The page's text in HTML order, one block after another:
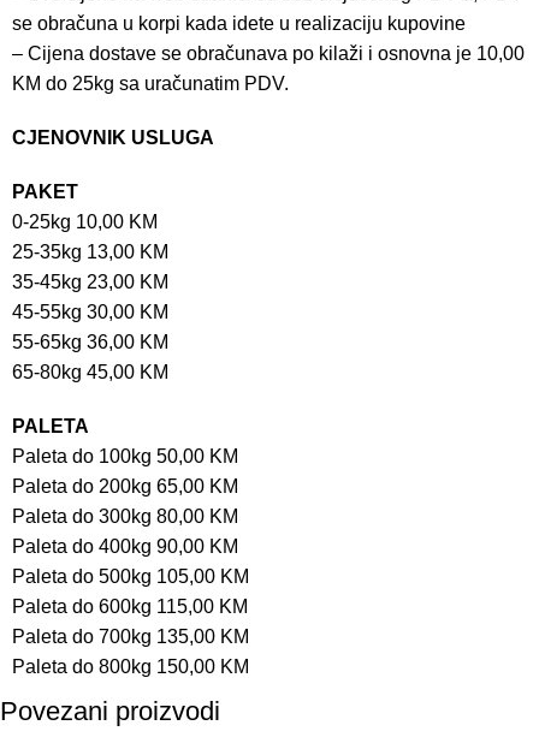
se obračuna u korpi kada idete u realizaciju kupovine
– Cijena dostave se obračunava po kilaži i osnovna je 10,00
KM do 25kg sa uračunatim PDV.
CJENOVNIK USLUGA
PAKET
0-25kg 10,00 KM
25-35kg 13,00 KM
35-45kg 23,00 KM
45-55kg 30,00 KM
55-65kg 36,00 KM
65-80kg 45,00 KM
PALETA
Paleta do 100kg 50,00 KM
Paleta do 200kg 65,00 KM
Paleta do 300kg 80,00 KM
Paleta do 400kg 90,00 KM
Paleta do 500kg 105,00 KM
Paleta do 600kg 115,00 KM
Paleta do 700kg 135,00 KM
Paleta do 800kg 150,00 KM
Povezani proizvodi